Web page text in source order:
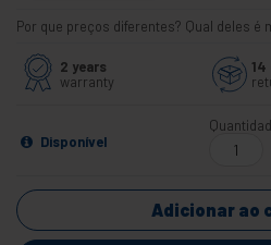
Por que preços diferentes? Qual deles é
2 years
warranty
14
Disponível
Adicionar ao